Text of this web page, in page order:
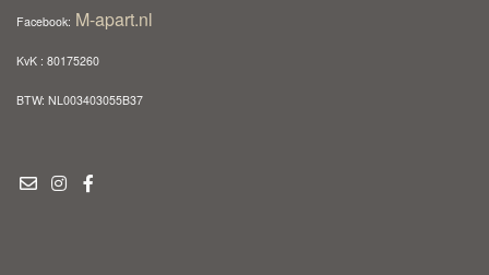
Facebook: M-apart.nl
KvK : 80175260
BTW: NL003403055B37